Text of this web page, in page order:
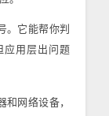
。它能帮你判
应用层出问题
网络设备，